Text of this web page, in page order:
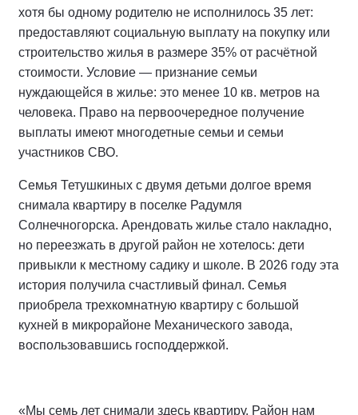
хотя бы одному родителю не исполнилось 35 лет:
предоставляют социальную выплату на покупку или
строительство жилья в размере 35% от расчётной
стоимости. Условие — признание семьи
нуждающейся в жилье: это менее 10 кв. метров на
человека. Право на первоочередное получение
выплаты имеют многодетные семьи и семьи
участников СВО.
Семья Тетушкиных с двумя детьми долгое время
снимала квартиру в поселке Радумля
Солнечногорска. Арендовать жилье стало накладно,
но переезжать в другой район не хотелось: дети
привыкли к местному садику и школе. В 2026 году эта
история получила счастливый финал. Семья
приобрела трехкомнатную квартиру с большой
кухней в микрорайоне Механического завода,
воспользовавшись господдержкой.
«Мы семь лет снимали здесь квартиру. Район нам